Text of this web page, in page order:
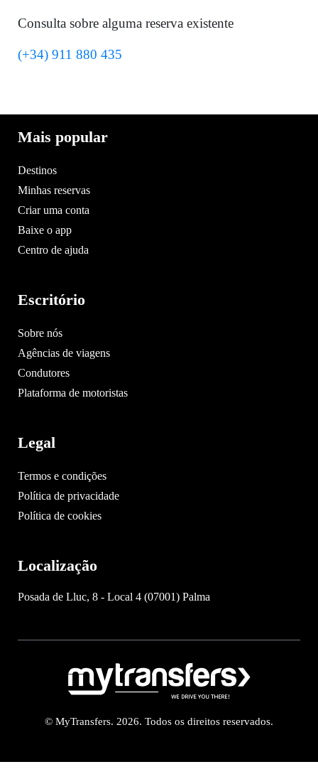
Consulta sobre alguma reserva existente
(+34) 911 880 435
Mais popular
Destinos
Minhas reservas
Criar uma conta
Baixe o app
Centro de ajuda
Escritório
Sobre nós
Agências de viagens
Condutores
Plataforma de motoristas
Legal
Termos e condições
Política de privacidade
Política de cookies
Localização
Posada de Lluc, 8 - Local 4 (07001) Palma
© MyTransfers. 2026. Todos os direitos reservados.